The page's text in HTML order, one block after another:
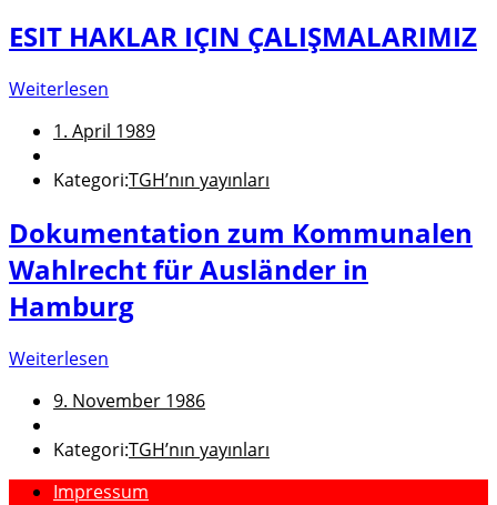
ESIT HAKLAR IÇIN ÇALIŞMALARIMIZ
Weiterlesen
1. April 1989
Kategori:TGH’nın yayınları
Dokumentation zum Kommunalen
Wahlrecht für Ausländer in
Hamburg
Weiterlesen
9. November 1986
Kategori:TGH’nın yayınları
Impressum